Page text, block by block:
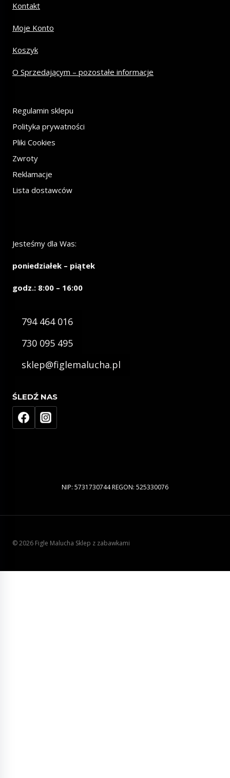
Kontakt
Moje Konto
Koszyk
O Sprzedającym – pozostałe informacje
Regulamin sklepu
Polityka prywatności
Pliki Cookies
Zwroty
Reklamacje
Lista dostawców
Jesteśmy dla Was:
poniedziałek – piątek
godz.: 8:00 – 16:00
794 464 016
730 095 495
sklep@figlemalucha.pl
ŚLEDŹ NAS
NIP: 5731730744 REGON: 525330076
© 2026 Figle Malucha Sklep z zabawkami